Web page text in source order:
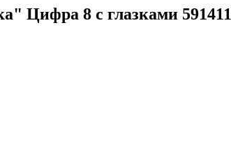
Цифра 8 с глазками 591411